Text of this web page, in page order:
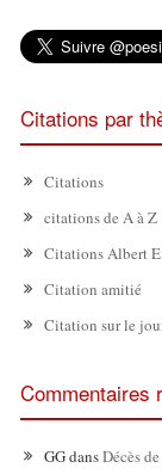
Citations par
Citations
citations de A à Z
Citations Albert
Citation amitié
Citation sur le
Commentaires
GGdansDécès